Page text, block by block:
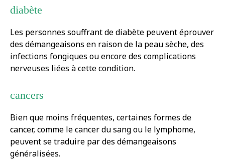
diabète
Les personnes souffrant de diabète peuvent éprouver
des démangeaisons en raison de la peau sèche, des
infections fongiques ou encore des complications
nerveuses liées à cette condition.
cancers
Bien que moins fréquentes, certaines formes de
cancer, comme le cancer du sang ou le lymphome,
peuvent se traduire par des démangeaisons
généralisées.